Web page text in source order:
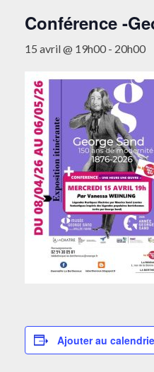
Conférence -
15 avril @ 19h00 - 20h00
Ajouter au